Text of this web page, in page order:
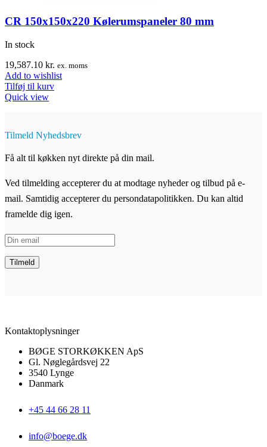
CR 150x150x220 Kølerumspaneler 80 mm
In stock
19,587.10 kr. ex. moms
Add to wishlist
Tilføj til kurv
Quick view
Tilmeld Nyhedsbrev
Få alt til køkken nyt direkte på din mail.
Ved tilmelding accepterer du at modtage nyheder og tilbud på e-
mail. Samtidig accepterer du persondatapolitikken. Du kan altid
framelde dig igen.
Kontaktoplysninger
BØGE STORKØKKEN ApS
Gl. Nøglegårdsvej 22
3540 Lynge
Danmark
+45 44 66 28 11
info@boege.dk